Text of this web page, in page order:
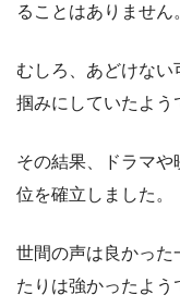
ることはありません
むしろ、あどけない
掴みにしていたよう
その結果、ドラマ
位を確立しました。
世間の声は良かった
たりは強かったよう